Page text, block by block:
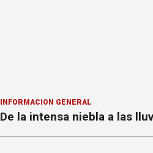
INFORMACION GENERAL
De la intensa niebla a las